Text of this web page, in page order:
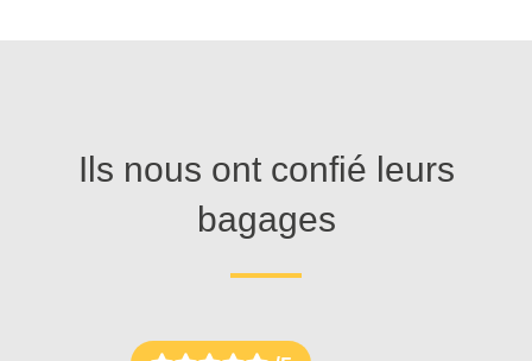
Ils nous ont confié leurs
bagages